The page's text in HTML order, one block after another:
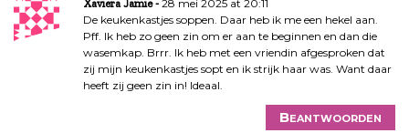
Xaviera Jamie
28 mei 2025 at 20:11
De keukenkastjes soppen. Daar heb ik me een hekel aan.
Pff. Ik heb zo geen zin om er aan te beginnen en dan die
wasemkap. Brrr. Ik heb met een vriendin afgesproken dat
zij mijn keukenkastjes sopt en ik strijk haar was. Want daar
heeft zij geen zin in! Ideaal.
Beantwoorden